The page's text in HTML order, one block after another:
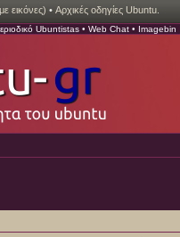
εικόνες) • Αρχικές οδηγίες Ubuntu.
Ubuntistas • Web Chat • Imagebin